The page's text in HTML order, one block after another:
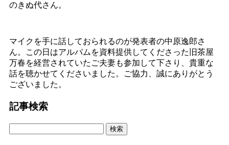
のきぬ代さん。
マイクを手に話しておられるのが発表者の中原逸郎さ
ん。この日はアルバムを資料提供してくださった旧茶屋
万春を経営されていたご夫妻も参加して下さり、貴重な
話を聴かせてくださいました。ご協力、誠にありがとう
ございました。
記事検索